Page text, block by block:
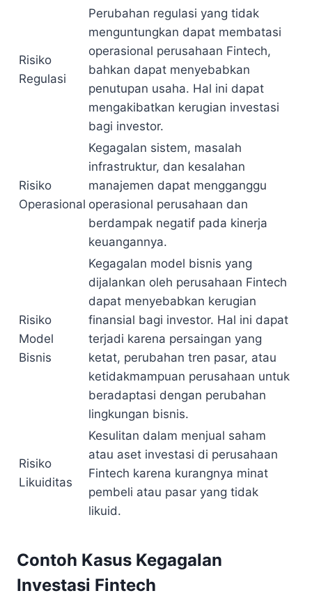
Risiko
Regulasi
Perubahan regulasi yang tidak
menguntungkan dapat membatasi
operasional perusahaan Fintech,
bahkan dapat menyebabkan
penutupan usaha. Hal ini dapat
mengakibatkan kerugian investasi
bagi investor.
Risiko
Operasional
Kegagalan sistem, masalah
infrastruktur, dan kesalahan
manajemen dapat mengganggu
operasional perusahaan dan
berdampak negatif pada kinerja
keuangannya.
Risiko
Model
Bisnis
Kegagalan model bisnis yang
dijalankan oleh perusahaan Fintech
dapat menyebabkan kerugian
finansial bagi investor. Hal ini dapat
terjadi karena persaingan yang
ketat, perubahan tren pasar, atau
ketidakmampuan perusahaan untuk
beradaptasi dengan perubahan
lingkungan bisnis.
Risiko
Likuiditas
Kesulitan dalam menjual saham
atau aset investasi di perusahaan
Fintech karena kurangnya minat
pembeli atau pasar yang tidak
likuid.
Contoh Kasus Kegagalan
Investasi Fintech